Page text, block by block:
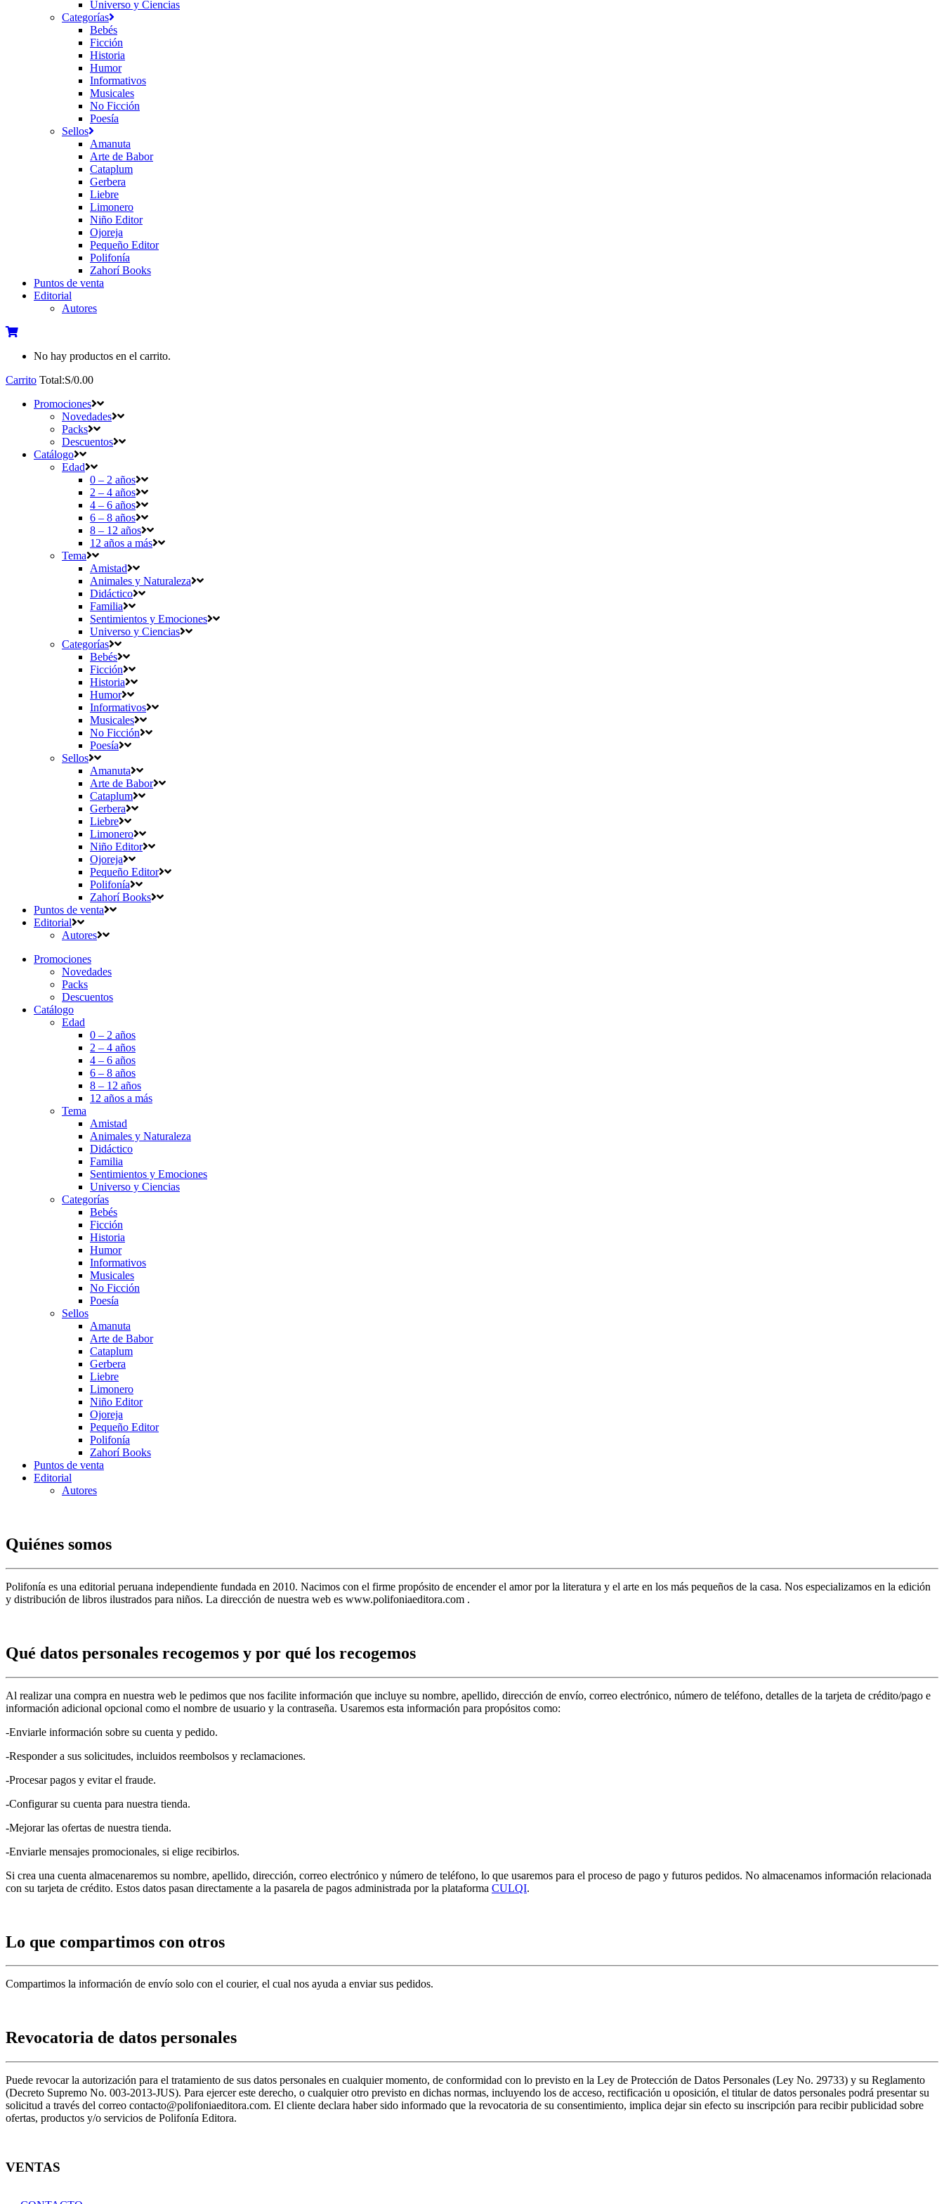
Universo y Ciencias
Categorías
Bebés
Ficción
Historia
Humor
Informativos
Musicales
No Ficción
Poesía
Sellos
Amanuta
Arte de Babor
Cataplum
Gerbera
Liebre
Limonero
Niño Editor
Ojoreja
Pequeño Editor
Polifonía
Zahorí Books
Puntos de venta
Editorial
Autores
No hay productos en el carrito.
Carrito Total:S/0.00
Promociones
Novedades
Packs
Descuentos
Catálogo
Edad
0 – 2 años
2 – 4 años
4 – 6 años
6 – 8 años
8 – 12 años
12 años a más
Tema
Amistad
Animales y Naturaleza
Didáctico
Familia
Sentimientos y Emociones
Universo y Ciencias
Categorías
Bebés
Ficción
Historia
Humor
Informativos
Musicales
No Ficción
Poesía
Sellos
Amanuta
Arte de Babor
Cataplum
Gerbera
Liebre
Limonero
Niño Editor
Ojoreja
Pequeño Editor
Polifonía
Zahorí Books
Puntos de venta
Editorial
Autores
Promociones
Novedades
Packs
Descuentos
Catálogo
Edad
0 – 2 años
2 – 4 años
4 – 6 años
6 – 8 años
8 – 12 años
12 años a más
Tema
Amistad
Animales y Naturaleza
Didáctico
Familia
Sentimientos y Emociones
Universo y Ciencias
Categorías
Bebés
Ficción
Historia
Humor
Informativos
Musicales
No Ficción
Poesía
Sellos
Amanuta
Arte de Babor
Cataplum
Gerbera
Liebre
Limonero
Niño Editor
Ojoreja
Pequeño Editor
Polifonía
Zahorí Books
Puntos de venta
Editorial
Autores
Quiénes somos
Polifonía es una editorial peruana independiente fundada en 2010. Nacimos con el firme propósito de encender el amor por la literatura y el arte en los más pequeños de la casa. Nos especializamos en la edición
y distribución de libros ilustrados para niños. La dirección de nuestra web es www.polifoniaeditora.com .
Qué datos personales recogemos y por qué los recogemos
Al realizar una compra en nuestra web le pedimos que nos facilite información que incluye su nombre, apellido, dirección de envío, correo electrónico, número de teléfono, detalles de la tarjeta de crédito/pago e
información adicional opcional como el nombre de usuario y la contraseña. Usaremos esta información para propósitos como:
-Enviarle información sobre su cuenta y pedido.
-Responder a sus solicitudes, incluidos reembolsos y reclamaciones.
-Procesar pagos y evitar el fraude.
-Configurar su cuenta para nuestra tienda.
-Mejorar las ofertas de nuestra tienda.
-Enviarle mensajes promocionales, si elige recibirlos.
Si crea una cuenta almacenaremos su nombre, apellido, dirección, correo electrónico y número de teléfono, lo que usaremos para el proceso de pago y futuros pedidos. No almacenamos información relacionada
con su tarjeta de crédito. Estos datos pasan directamente a la pasarela de pagos administrada por la plataforma CULQI.
Lo que compartimos con otros
Compartimos la información de envío solo con el courier, el cual nos ayuda a enviar sus pedidos.
Revocatoria de datos personales
Puede revocar la autorización para el tratamiento de sus datos personales en cualquier momento, de conformidad con lo previsto en la Ley de Protección de Datos Personales (Ley No. 29733) y su Reglamento
(Decreto Supremo No. 003-2013-JUS). Para ejercer este derecho, o cualquier otro previsto en dichas normas, incluyendo los de acceso, rectificación u oposición, el titular de datos personales podrá presentar su
solicitud a través del correo contacto@polifoniaeditora.com. El cliente declara haber sido informado que la revocatoria de su consentimiento, implica dejar sin efecto su inscripción para recibir publicidad sobre
ofertas, productos y/o servicios de Polifonía Editora.
VENTAS